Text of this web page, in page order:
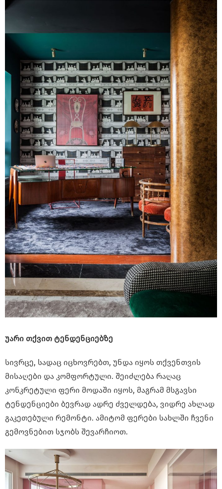
უარი თქვით ტენდენციებზე
სივრცე, სადაც იცხოვრებთ, უნდა იყოს თქვენთვის
მისაღები და კომფორტული. შეიძლება რაღაც
კონკრეტული ფერი მოდაში იყოს, მაგრამ მსგავსი
ტენდენციები ბევრად ადრე ძველდება, ვიდრე ახლად
გაკეთებული რემონტი. ამიტომ ფერები სახლში ჩვენი
გემოვნებით სჯობს შევარჩიოთ.